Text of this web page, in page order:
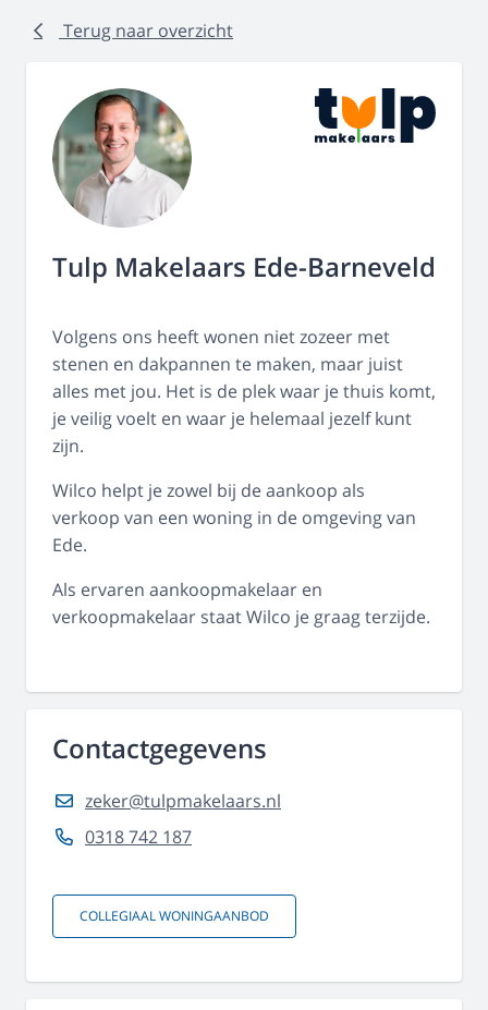
Terug naar overzicht
Tulp Makelaars Ede-Barneveld
Volgens ons heeft wonen niet zozeer met
stenen en dakpannen te maken, maar juist
alles met jou. Het is de plek waar je thuis komt,
je veilig voelt en waar je helemaal jezelf kunt
zijn.
Wilco helpt je zowel bij de aankoop als
verkoop van een woning in de omgeving van
Ede.
Als ervaren aankoopmakelaar en
verkoopmakelaar staat Wilco je graag terzijde.
Contactgegevens
zeker@tulpmakelaars.nl
0318 742 187
COLLEGIAAL WONINGAANBOD